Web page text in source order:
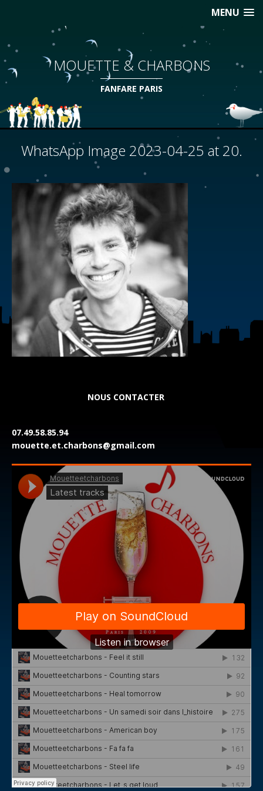
MENU
MOUETTE & CHARBONS
FANFARE PARIS
WhatsApp Image 2023-04-25 at 20.
NOUS CONTACTER
07.49.58.85.94
mouette.et.charbons@gmail.com